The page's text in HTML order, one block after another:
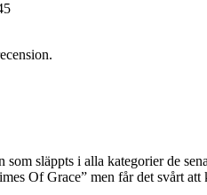
som släppts i alla kategorier de
Of Grace” men får det svårt